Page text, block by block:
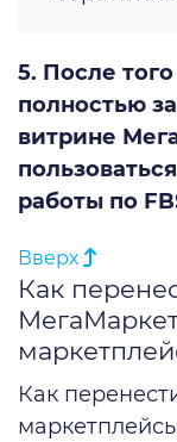
5. После
полностью
витрине
работы по
Вверх
Как
Как